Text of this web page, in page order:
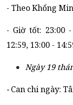
- Theo Khổng
- Giờ tốt: 23:00
12:59, 13:00 -
Ngày 19
-Can chi ngày: